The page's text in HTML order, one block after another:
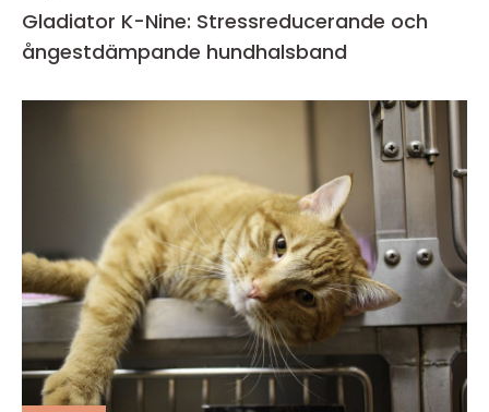
Gladiator K-Nine: Stressreducerande och
ångestdämpande hundhalsband